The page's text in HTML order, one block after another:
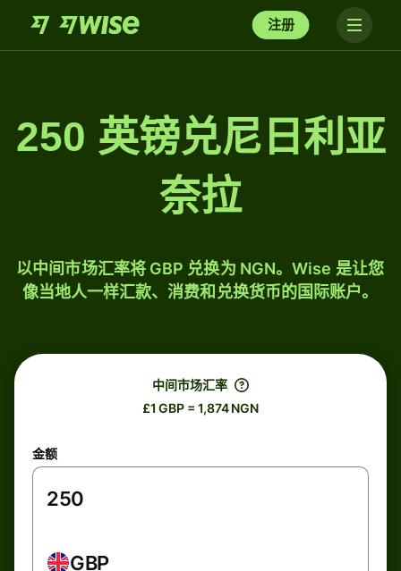
注册
250 英镑兑尼日利亚
奈拉
以中间市场汇率将 GBP 兑换为 NGN。Wise 是让您
像当地人一样汇款、消费和兑换货币的国际账户。
中间市场汇率
£1 GBP = 1,874 NGN
金额
GBP